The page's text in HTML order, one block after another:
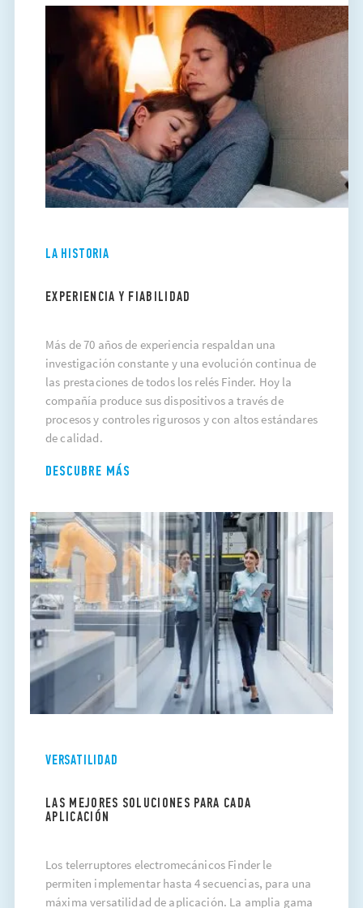
LA HISTORIA
EXPERIENCIA Y FIABILIDAD
Más de 70 años de experiencia respaldan una
investigación constante y una evolución continua de
las prestaciones de todos los relés Finder. Hoy la
compañía produce sus dispositivos a través de
procesos y controles rigurosos y con altos estándares
de calidad.
DESCUBRE MÁS
VERSATILIDAD
LAS MEJORES SOLUCIONES PARA CADA
APLICACIÓN
Los telerruptores electromecánicos Finder le
permiten implementar hasta 4 secuencias, para una
máxima versatilidad de aplicación. La amplia gama